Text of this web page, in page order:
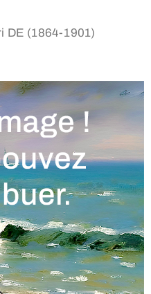
DE (1864-1901)